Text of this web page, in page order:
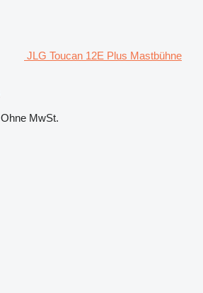
JLG Toucan 12E Plus Mastbühne
Ohne MwSt.